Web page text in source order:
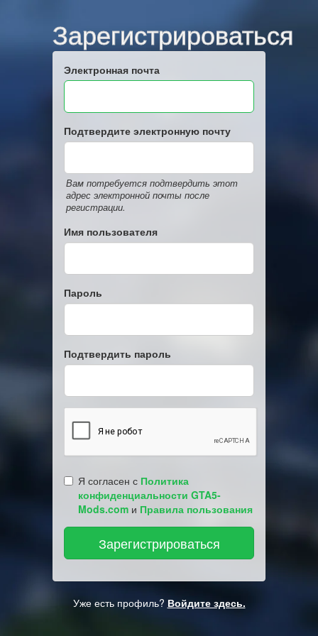
Зарегистрироваться
Электронная почта
Подтвердите электронную почту
Вам потребуется подтвердить этот
адрес электронной почты после
регистрации.
Имя пользователя
Пароль
Подтвердить пароль
Я согласен с Политика
конфиденциальности GTA5-
Mods.com и Правила пользования
Уже есть профиль? Войдите здесь.